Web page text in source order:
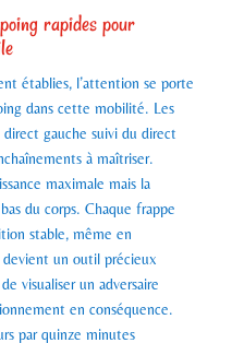
rapides pour
établies, l’attention se porte
dans cette mobilité. Les
gauche suivi du direct
à maîtriser.
maximale mais la
du corps. Chaque frappe
stable, même en
un outil précieux
visualiser un adversaire
en conséquence.
par quinze minutes